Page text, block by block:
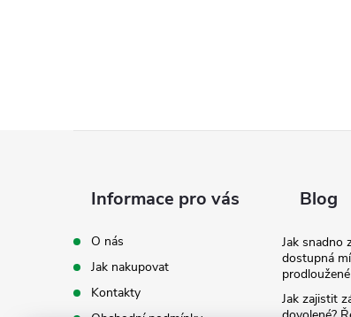
Informace pro vás
O nás
Jak nakupovat
Kontakty
Blog
Jak snadno
dostupná
Jak zajistit